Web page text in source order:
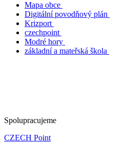
Mapa obce
Digitální povodňový plán
Krizport
czechpoint
Modré hory
základní a mateřská škola
Spolupracujeme
CZECH Point